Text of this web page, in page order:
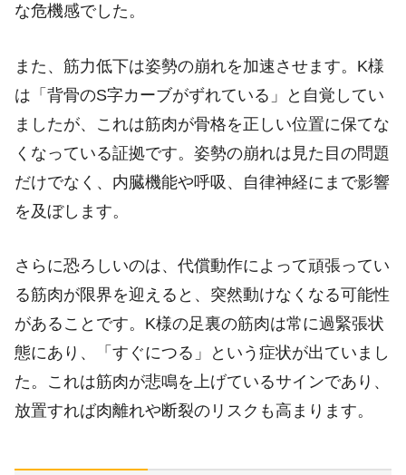
な危機感でした。
また、筋力低下は姿勢の崩れを加速させます。K様
は「背骨のS字カーブがずれている」と自覚してい
ましたが、これは筋肉が骨格を正しい位置に保てな
くなっている証拠です。姿勢の崩れは見た目の問題
だけでなく、内臓機能や呼吸、自律神経にまで影響
を及ぼします。
さらに恐ろしいのは、代償動作によって頑張ってい
る筋肉が限界を迎えると、突然動けなくなる可能性
があることです。K様の足裏の筋肉は常に過緊張状
態にあり、「すぐにつる」という症状が出ていまし
た。これは筋肉が悲鳴を上げているサインであり、
放置すれば肉離れや断裂のリスクも高まります。